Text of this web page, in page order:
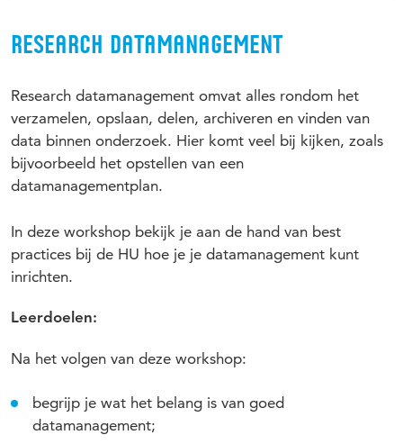
RESEARCH DATAMANAGEMENT
Research datamanagement omvat alles rondom het
verzamelen, opslaan, delen, archiveren en vinden van
data binnen onderzoek. Hier komt veel bij kijken, zoals
bijvoorbeeld het opstellen van een
datamanagementplan.
In deze workshop bekijk je aan de hand van best
practices bij de HU hoe je je datamanagement kunt
inrichten.
Leerdoelen:
Na het volgen van deze workshop:
begrijp je wat het belang is van goed
datamanagement;